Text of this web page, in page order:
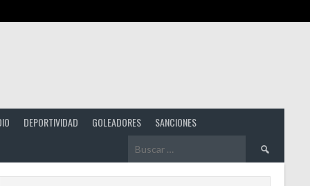
DEPORTIVIDAD GOLEADORES SANCIONES
Buscar: